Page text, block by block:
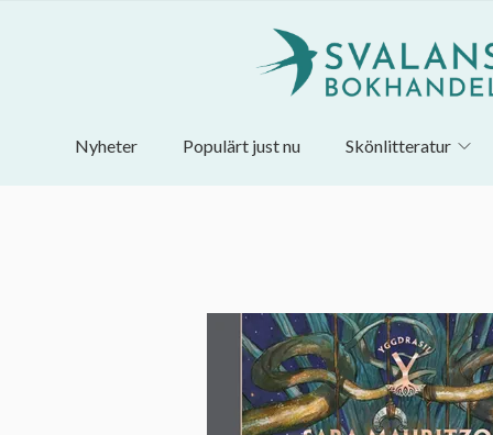
Nyheter Populärt just nu Skönlitteratur